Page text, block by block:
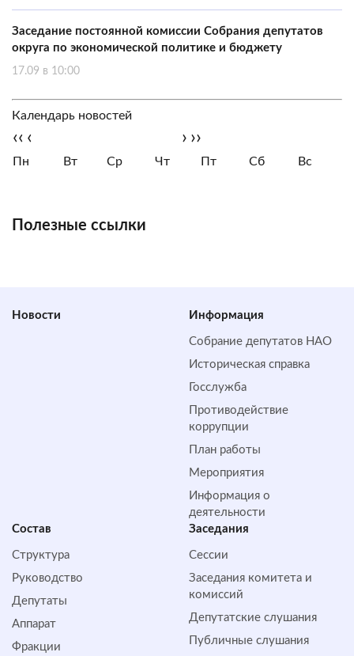
Заседание постоянной комиссии Собрания депутатов
округа по экономической политике и бюджету
17.09 в 10:00
Календарь новостей
‹‹ ‹ › ››
Пн Вт Ср Чт Пт Сб Вс
Полезные ссылки
Новости Информация
Собрание депутатов НАО
Историческая справка
Госслужба
Противодействие
коррупции
План работы
Мероприятия
Информация о
деятельности
Состав
Структура
Руководство
Депутаты
Аппарат
Фракции
Заседания
Сессии
Заседания комитета и
комиссий
Депутатские слушания
Публичные слушания